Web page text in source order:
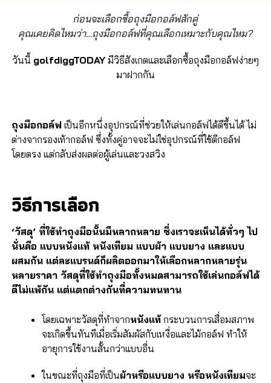
ก่อนจะเลือกซื้อถุงมือกอล์ฟสักคู่
คุณเคยคิดไหมว่า…ถุงมือกอล์ฟที่คุณเลือกเหมาะกับคุณไหม?
วันนี้ golfdiggTODAYมีวิธีสังเกตและเลือกซื้อถุงมือกอล์ฟง่ายๆ
มาฝากกัน
ถุงมือกอล์ฟเป็นอีกหนึ่งอุปกรณ์ที่ช่วยให้เล่นกอล์ฟได้ดีขึ้นได้ ไม่
ต่างจากรองเท้ากอล์ฟ ซึ่งทั้งคู่อาจจะไม่ใช่อุปกรณ์ที่ใช้ตีกอล์ฟ
โดยตรง แต่กลับส่งผลต่อผู้เล่นและวงสวิง
วิธีการเลือก
‘วัสดุ’ ที่ใช้ทำถุงมือนั้นมีหลากหลาย ซึ่งเราจะเห็นได้ทั่วๆ ไป
นั่นคือ แบบหนังแท้ หนังเทียม แบบผ้า แบบยาง และแบบ
ผสมกัน แต่ละแบรนด์ก็ผลิตออกมาให้เลือกหลากหลายรุ่น
หลายราคา วัสดุที่ใช้ทำถุงมือทั้งหมดสามารถใช้เล่นกอล์ฟได้
ดีไม่แพ้กัน แต่แตกต่างกันที่ความทนทาน
โดยเฉพาะวัสดุที่ทำจากหนังแท้กระบวนการเสื่อมสภาพ
จะเกิดขึ้นทันทีเมื่อเริ่มสัมผัสกับเหงื่อและไม้กอล์ฟ ทำให้
อายุการใช้งานสั้นกว่าแบบอื่น
ในขณะที่ถุงมือที่เป็นผ้าหรือแบบยาง หรือหนังเทียมจะ